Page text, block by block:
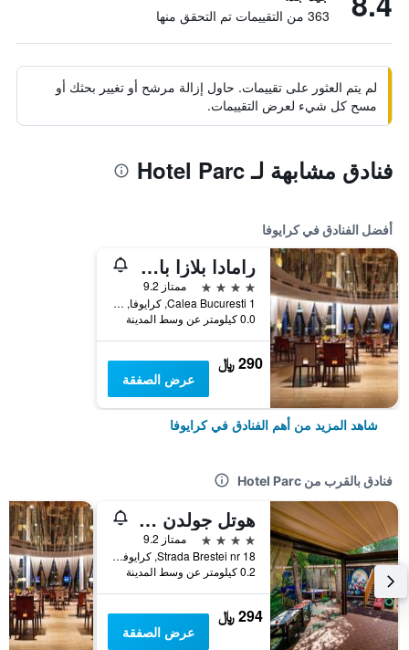
363 من التقييمات تم التحقق منها
لم يتم العثور على تقييمات. حاول إزالة مرشح أو تغيير بحثك أو
مسح كل شيء لعرض التقييمات.
فنادق مشابهة لـ Hotel Parc
أفضل الفنادق في كرايوفا
رامادا بلازا باي ويندام كرايوفا
4 نجوم
ممتاز 9.2
Calea Bucuresti 1, كرايوفا, رومانيا
0.0 كيلومتر عن وسط المدينة
290 ﷼
عرض الصفقة
شاهد المزيد من أهم الفنادق في كرايوفا
فنادق بالقرب من Hotel Parc
هوتل جولدن هاوس
4 نجوم
ممتاز 9.2
Strada Brestei nr 18, كرايوفا, رومانيا
0.2 كيلومتر عن وسط المدينة
294 ﷼
عرض الصفقة